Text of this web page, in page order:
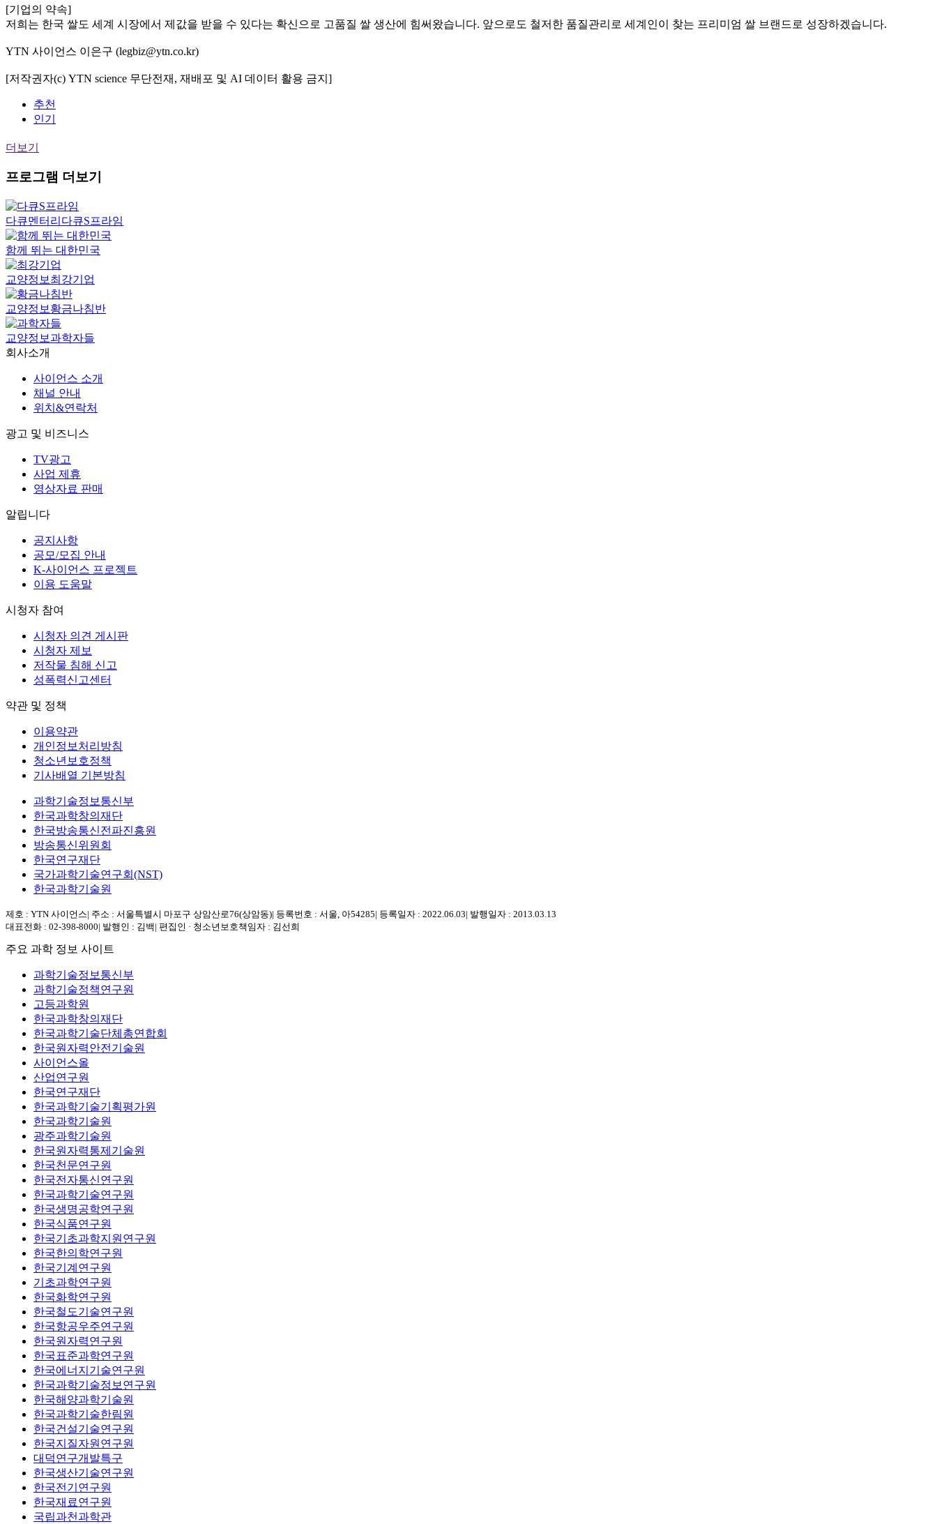
[기업의 약속]
저희는 한국 쌀도 세계 시장에서 제값을 받을 수 있다는 확신으로 고품질 쌀 생산에 힘써왔습니다. 앞으로도 철저한 품질관리로 세계인이 찾는 프리미엄 쌀 브랜드로 성장하겠습니다.
YTN 사이언스 이은구 (legbiz@ytn.co.kr)
[저작권자(c) YTN science 무단전재, 재배포 및 AI 데이터 활용 금지]
추천
인기
더보기
프로그램 더보기
다큐멘터리 다큐S프라임
함께 뛰는 대한민국
교양정보 최강기업
교양정보 황금나침반
교양정보과학자들
회사소개
사이언스 소개
채널 안내
위치&연락처
광고 및 비즈니스
TV광고
사업 제휴
영상자료 판매
알립니다
공지사항
공모/모집 안내
K-사이언스 프로젝트
이용 도움말
시청자 참여
시청자 의견 게시판
시청자 제보
저작물 침해 신고
성폭력신고센터
약관 및 정책
이용약관
개인정보처리방침
청소년보호정책
기사배열 기본방침
과학기술정보통신부
한국과학창의재단
한국방송통신전파진흥원
방송통신위원회
한국연구재단
국가과학기술연구회(NST)
한국과학기술원
제호 : YTN 사이언스| 주소 : 서울특별시 마포구 상암산로76(상암동)| 등록번호 : 서울, 아54285| 등록일자 : 2022.06.03| 발행일자 : 2013.03.13
대표전화 : 02-398-8000| 발행인 : 김백 | 편집인 · 청소년보호책임자 : 김선희
주요 과학 정보 사이트
과학기술정보통신부
과학기술정책연구원
고등과학원
한국과학창의재단
한국과학기술단체총연합회
한국원자력안전기술원
사이언스올
산업연구원
한국연구재단
한국과학기술기획평가원
한국과학기술원
광주과학기술원
한국원자력통제기술원
한국천문연구원
한국전자통신연구원
한국과학기술연구원
한국생명공학연구원
한국식품연구원
한국기초과학지원연구원
한국한의학연구원
한국기계연구원
기초과학연구원
한국화학연구원
한국철도기술연구원
한국항공우주연구원
한국원자력연구원
한국표준과학연구원
한국에너지기술연구원
한국과학기술정보연구원
한국해양과학기술원
한국과학기술한림원
한국건설기술연구원
한국지질자원연구원
대덕연구개발특구
한국생산기술연구원
한국전기연구원
한국재료연구원
국립과천과학관